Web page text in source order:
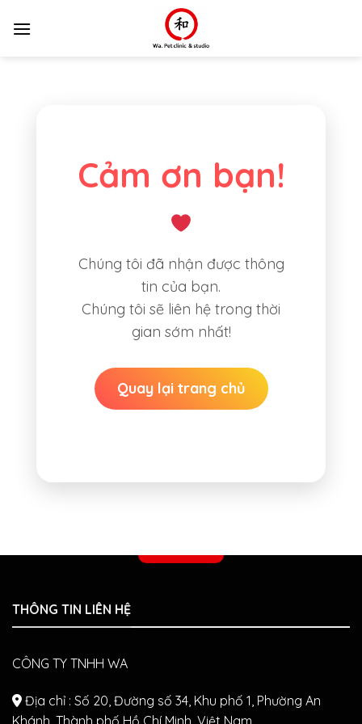
Cảm ơn bạn!
Chúng tôi đã nhận được thông
tin của bạn.
Chúng tôi sẽ liên hệ trong thời
gian sớm nhất!
Quay lại trang chủ
THÔNG TIN LIÊN HỆ
CÔNG TY TNHH WA
Địa chỉ : Số 20, Đường số 34, Khu phố 1, Phường An
Khánh, Thành phố Hồ Chí Minh, Việt Nam